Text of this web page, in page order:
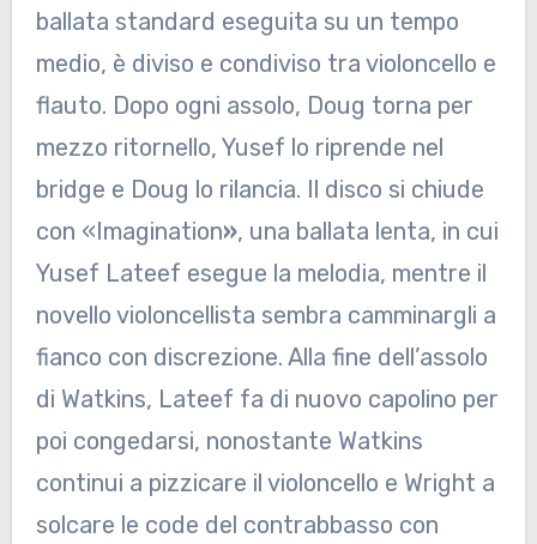
ballata standard eseguita su un tempo
medio, è diviso e condiviso tra violoncello e
flauto. Dopo ogni assolo, Doug torna per
mezzo ritornello, Yusef lo riprende nel
bridge e Doug lo rilancia. Il disco si chiude
con «Imagination», una ballata lenta, in cui
Yusef Lateef esegue la melodia, mentre il
novello violoncellista sembra camminargli a
fianco con discrezione. Alla fine dell’assolo
di Watkins, Lateef fa di nuovo capolino per
poi congedarsi, nonostante Watkins
continui a pizzicare il violoncello e Wright a
solcare le code del contrabbasso con